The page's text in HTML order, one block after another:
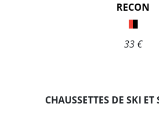
RECON
33 €
CHAUSSETTES DE SKI